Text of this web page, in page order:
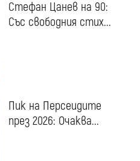
Стефан Цанев на 90:
Със свободния стих...
Пик на Персеидите
през 2026: Очаква...